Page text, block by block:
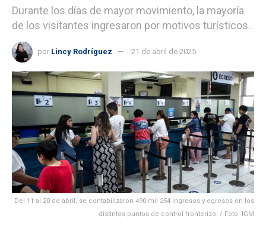
Durante los días de mayor movimiento, la mayoría
de los visitantes ingresaron por motivos turísticos.
por Lincy Rodríguez 21 de abril de 2025
Del 11 al 20 de abril, se contabilizaron 490 mil 254 ingresos y egresos en los
distintos puntos de control fronterizo. / Foto: IGM